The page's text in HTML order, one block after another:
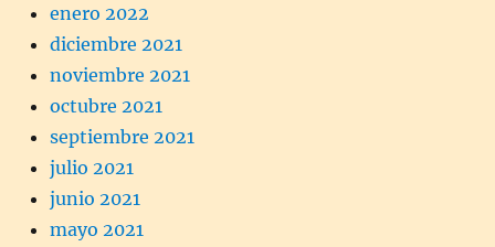
enero 2022
diciembre 2021
noviembre 2021
octubre 2021
septiembre 2021
julio 2021
junio 2021
mayo 2021